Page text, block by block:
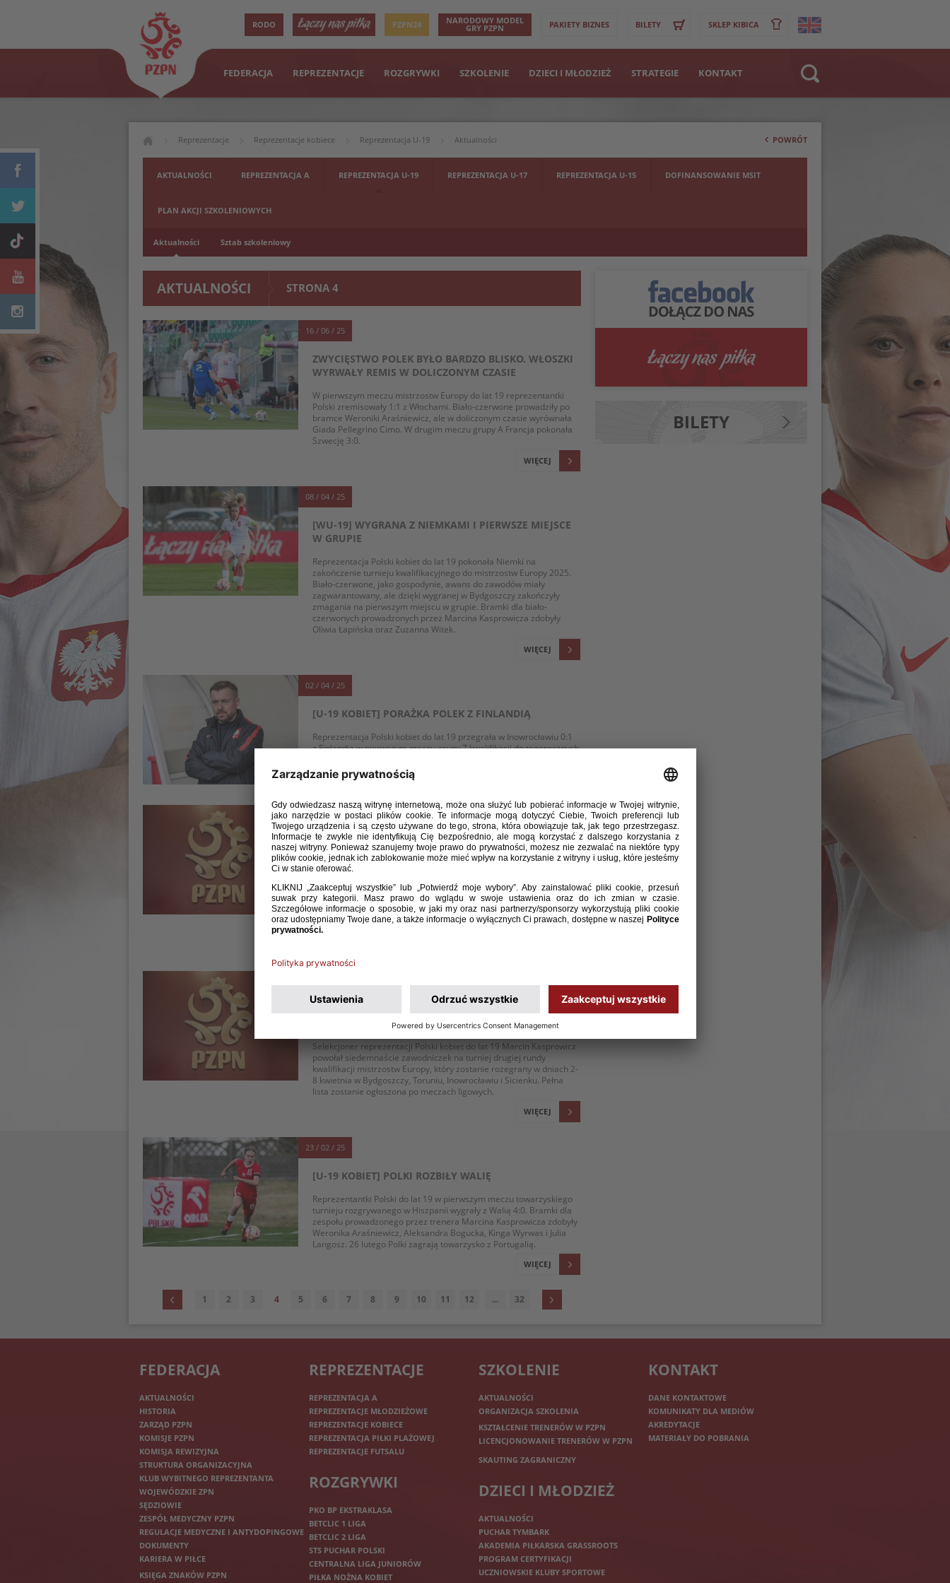
RODO PZPN24 NARODOWY MODEL
GRY PZPN PAKIETY BIZNES BILETY SKLEP KIBICA
FEDERACJA REPREZENTACJE ROZGRYWKI SZKOLENIE DZIECI I MŁODZIEŻ STRATEGIE KONTAKT
>
Strona WWW
Reprezentacje Reprezentacje kobiece Reprezentacja U-19 Aktualności POWRÓT
AKTUALNOŚCI REPREZENTACJA A REPREZENTACJA U-19 REPREZENTACJA U-17 REPREZENTACJA U-15 DOFINANSOWANIE MSIT
PLAN AKCJI SZKOLENIOWYCH
Aktualności Sztab szkoleniowy
AKTUALNOŚCI STRONA 4
16 / 06 / 25
ZWYCIĘSTWO POLEK BYŁO BARDZO BLISKO. WŁOSZKI
WYRWAŁY REMIS W DOLICZONYM CZASIE
W pierwszym meczu mistrzostw Europy do lat 19 reprezentantki
Polski zremisowały 1:1 z Włochami. Biało-czerwone prowadziły po
bramce Weroniki Araśniewicz, ale w doliczonym czasie wyrównała
Giada Pellegrino Cimo. W drugim meczu grupy A Francja pokonała
Szwecję 3:0.
WIĘCEJ
08 / 04 / 25
[WU-19] WYGRANA Z NIEMKAMI I PIERWSZE MIEJSCE
W GRUPIE
Reprezentacja Polski kobiet do lat 19 pokonała Niemki na
zakończenie turnieju kwalifikacyjnego do mistrzostw Europy 2025.
Biało-czerwone, jako gospodynie, awans do zawodów miały
zagwarantowany, ale dzięki wygranej w Bydgoszczy zakończyły
zmagania na pierwszym miejscu w grupie. Bramki dla biało-
czerwonych prowadzonych przez Marcina Kasprowicza zdobyły
Oliwia Łapińska oraz Zuzanna Witek.
WIĘCEJ
02 / 04 / 25
[U-19 KOBIET] PORAŻKA POLEK Z FINLANDIĄ
Reprezentacja Polski kobiet do lat 19 przegrała w Inowrocławiu 0:1
z Finlandią w pierwszym meczu grupy 7 kwalifikacji do tegorocznych
26 / 03 / 25
U-19 KOBIET: DODATKOWE POWOŁANIA NA TURNIEJ
KWALIFIKACYJNY MISTRZOSTW EUROPY
na turniej kwalifikacyjny mistrzostw Europy, w trybie dodatkowym
dowołał 3 zawodniczki. Biało-czerwone zagrają z Finlandią (2.04,
godz. 12:00, Inowrocław), Izraelem (5.04, godz. 12:00, Toruń)
i Niemcami (8.04, godz. 12:00, Bydgoszcz).
U-19 KOBIET: POWOŁANIA NA TURNIEJ KWALIFIKACJI
MISTRZOSTW EUROPY W KUJAWSKO-POMORSKIEM
Selekcjoner reprezentacji Polski kobiet do lat 19 Marcin Kasprowicz
powołał siedemnaście zawodniczek na turniej drugiej rundy
kwalifikacji mistrzostw Europy, który zostanie rozegrany w dniach 2-
8 kwietnia w Bydgoszczy, Toruniu, Inowrocławiu i Sicienku. Pełna
lista zostanie ogłoszona po meczach ligowych.
WIĘCEJ
23 / 02 / 25
[U-19 KOBIET] POLKI ROZBIŁY WALIĘ
Reprezentantki Polski do lat 19 w pierwszym meczu towarzyskiego
turnieju rozgrywanego w Hiszpanii wygrały z Walią 4:0. Bramki dla
zespołu prowadzonego przez trenera Marcina Kasprowicza zdobyły
Weronika Araśniewicz, Aleksandra Bogucka, Kinga Wyrwas i Julia
Langosz. 26 lutego Polki zagrają towarzysko z Portugalią.
WIĘCEJ
1 2 3 4 5 6 7 8 9 10 11 12 ... 32
BILETY
FEDERACJA
AKTUALNOŚCI
HISTORIA
ZARZĄD PZPN
KOMISJE PZPN
KOMISJA REWIZYJNA
STRUKTURA ORGANIZACYJNA
KLUB WYBITNEGO REPREZENTANTA
WOJEWÓDZKIE ZPN
SĘDZIOWIE
ZESPÓŁ MEDYCZNY PZPN
REGULACJE MEDYCZNE I ANTYDOPINGOWE
DOKUMENTY
KARIERA W PIŁCE
KSIĘGA ZNAKÓW PZPN
REPREZENTACJE
REPREZENTACJA A
REPREZENTACJE MŁODZIEŻOWE
REPREZENTACJE KOBIECE
REPREZENTACJA PIŁKI PLAŻOWEJ
REPREZENTACJE FUTSALU
ROZGRYWKI
PKO BP EKSTRAKLASA
BETCLIC 1 LIGA
BETCLIC 2 LIGA
STS PUCHAR POLSKI
CENTRALNA LIGA JUNIORÓW
PIŁKA NOŻNA KOBIET
SZKOLENIE
AKTUALNOŚCI
ORGANIZACJA SZKOLENIA
KSZTAŁCENIE TRENERÓW W PZPN
LICENCJONOWANIE TRENERÓW W PZPN
SKAUTING ZAGRANICZNY
DZIECI I MŁODZIEŻ
AKTUALNOŚCI
PUCHAR TYMBARK
AKADEMIA PIŁKARSKA GRASSROOTS
PROGRAM CERTYFIKACJI
UCZNIOWSKIE KLUBY SPORTOWE
KONTAKT
DANE KONTAKTOWE
KOMUNIKATY DLA MEDIÓW
AKREDYTACJE
MATERIAŁY DO POBRANIA